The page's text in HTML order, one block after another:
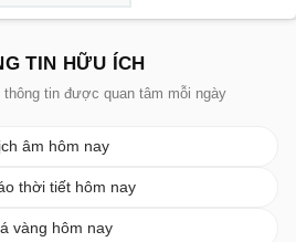
TIN HỮU ÍCH
thông tin được quan tâm mỗi ngày
âm hôm nay
thời tiết hôm nay
vàng hôm nay